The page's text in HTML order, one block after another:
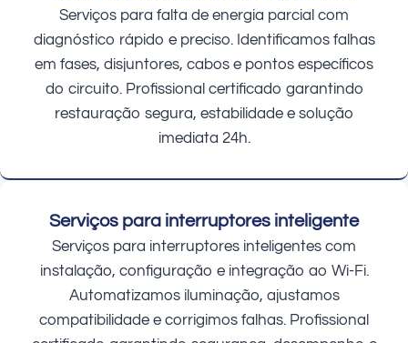
Serviços para falta de energia parcial com
diagnóstico rápido e preciso. Identificamos falhas
em fases, disjuntores, cabos e pontos específicos
do circuito. Profissional certificado garantindo
restauração segura, estabilidade e solução
imediata 24h.
Serviços para interruptores inteligente
Serviços para interruptores inteligentes com
instalação, configuração e integração ao Wi-Fi.
Automatizamos iluminação, ajustamos
compatibilidade e corrigimos falhas. Profissional